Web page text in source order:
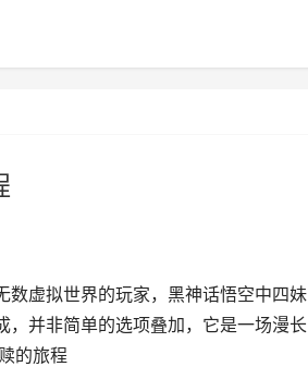
数虚拟世界的玩家，黑神话悟空中四妹
，并非简单的选项叠加，它是一场漫长
的旅程